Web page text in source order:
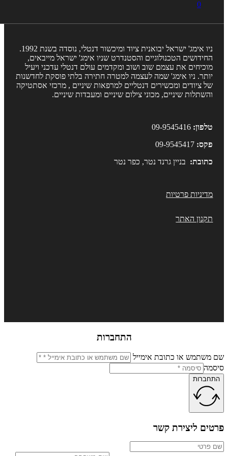
ניו אימג' ישראל יבואנית ציוד ומיכשור דנטלי, נוסדה בשנת 1992.
הטכנולוגיים והסטנדרט שניו אימג' ישראל מייבאים,
את עצמם שוב ושוב ומקדמים עולם דנטלי עדכני ויעיל
ניו אימג' שמה לעצמה למטרה חתירה בלתי פוסקת לחדשנות
ציודים ומכשירים דנטליים למרפאות שיניים , מרכזי אסתטיקה
שיניים, מכוני צילום שיניים ומעבדות שיניים.
09-9545416
09-9545417
בניין גרנד נטר, כפר נטר
פרטיות
האתר
התחברות
או כתובת אימייל
ליצירת קשר